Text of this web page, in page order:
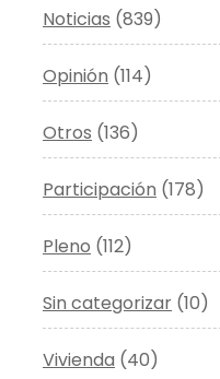
Noticias (839)
Opinión (114)
Otros (136)
Participación (178)
Pleno (112)
Sin categorizar (10)
Vivienda (40)